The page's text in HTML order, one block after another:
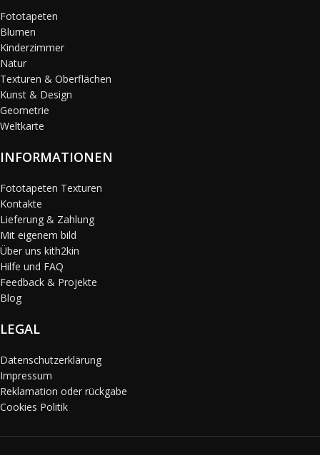
Fototapeten
Blumen
Kinderzimmer
Natur
Texturen & Oberflächen
Kunst & Design
Geometrie
Weltkarte
INFORMATIONEN
Fototapeten Texturen
Kontakte
Lieferung & Zahlung
Mit eigenem bild
Über uns kith2kin
Hilfe und FAQ
Feedback & Projekte
Blog
LEGAL
Datenschutzerklärung
Impressum
Reklamation oder rückgabe
Cookies Politik